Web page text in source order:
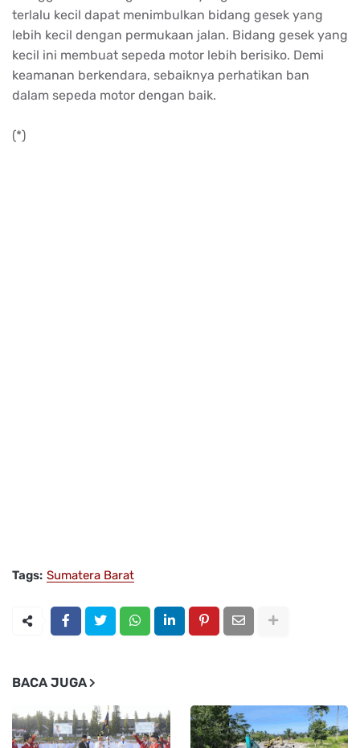
terlalu kecil dapat menimbulkan bidang gesek yang
lebih kecil dengan permukaan jalan. Bidang gesek yang
kecil ini membuat sepeda motor lebih berisiko. Demi
keamanan berkendara, sebaiknya perhatikan ban
dalam sepeda motor dengan baik.
(*)
Tags: Sumatera Barat
BACA JUGA